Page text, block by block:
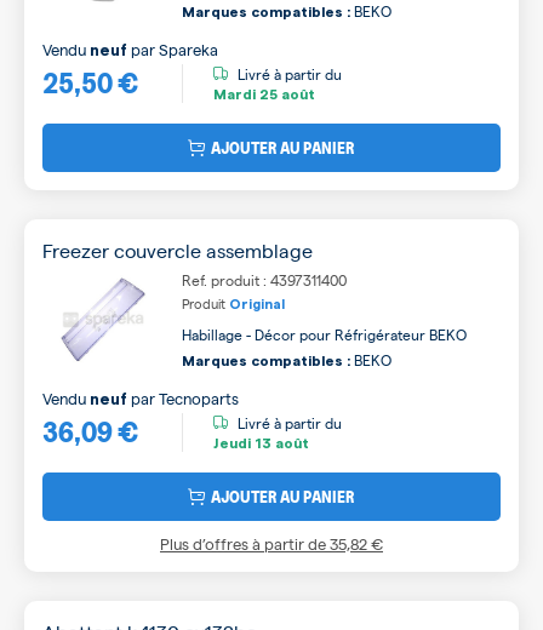
Marques compatibles : BEKO
25,50 €
Vendu neuf parSpareka
Livré à partir du
Mardi 25 août
AJOUTER AU PANIER
Freezer couvercle assemblage
Ref. produit : 4397311400
Produit Original
Habillage - Décor pour Réfrigérateur BEKO
Marques compatibles : BEKO
36,09 €
Vendu neuf parTecnoparts
Livré à partir du
Jeudi 13 août
AJOUTER AU PANIER
Plus d’offres à partir de35,82 €